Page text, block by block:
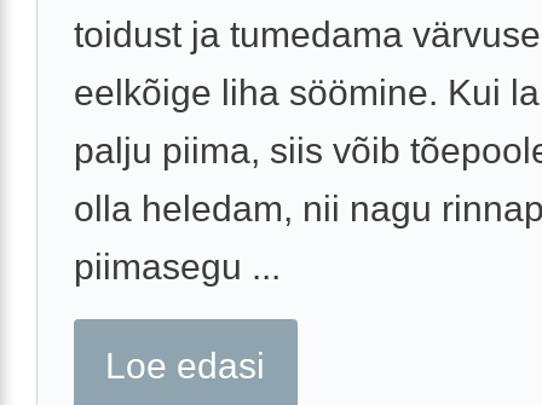
toidust ja tumedama
eelkõige liha söömine. Kui
palju piima, siis võib
olla heledam, nii nagu
piimasegu ...
Loe edasi